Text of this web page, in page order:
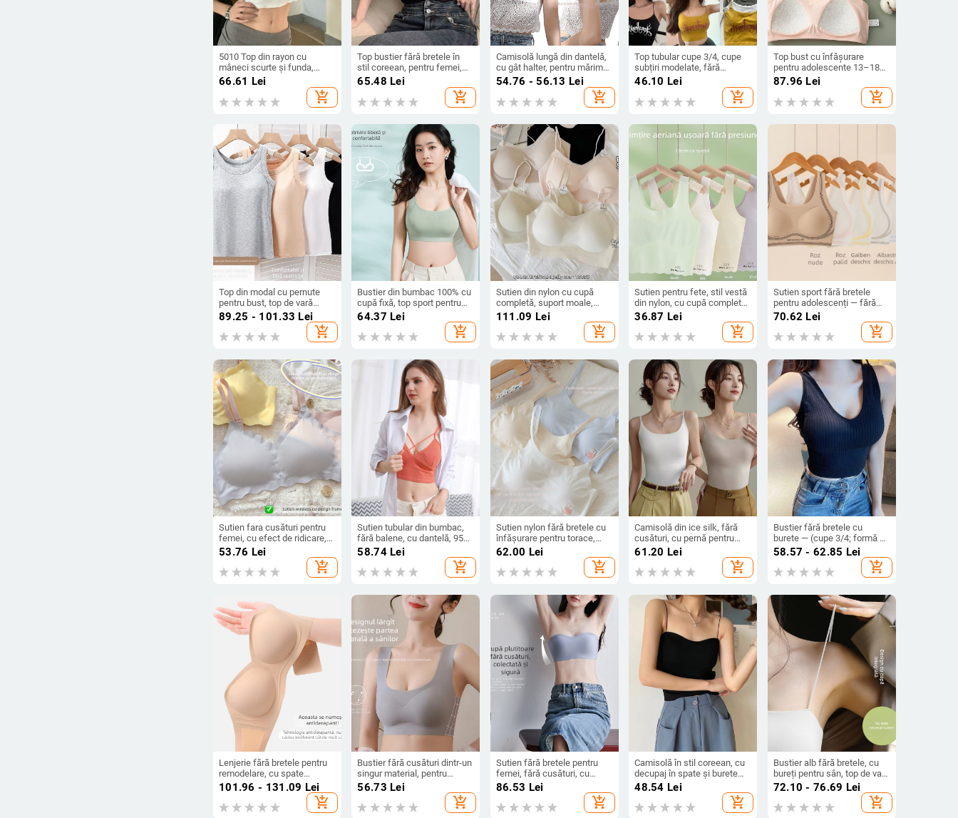
5010 Top din rayon cu
mâneci scurte și funda,
design chic la spate și pernă
pentru bust încorporată, stil
drăguț
66.61 Lei
add_shopping_cart
Top bustier fără bretele în
stil coreean, pentru femei,
nailon 90-95% material
principal, cupe complete,
formă subțire, reglabil
65.48 Lei
add_shopping_cart
Camisolă lungă din dantelă,
cu gât halter, pentru mărime
plus, fără sârmă, cu burete
54.76 - 56.13 Lei
add_shopping_cart
Top tubular cupe 3/4, cupe
subțiri modelate, fără
cusături, material nylon
respirabil, lungime talie, stil
vestă
46.10 Lei
add_shopping_cart
Top bust cu înfășurare
pentru adolescente 13–18
ani • 95–100% bumbac •
cupă 1/2, formă subțire •
lungime până la piept •
87.96 Lei
add_shopping_cart
Top din modal cu pernute
pentru bust, top de vară
pentru purtare în exterior,
89.25 - 101.33 Lei
add_shopping_cart
Bustier din bumbac 100% cu
cupă fixă, top sport pentru
alergare, susținere a spatelui
64.37 Lei
add_shopping_cart
Sutien din nylon cu cupă
completă, suport moale,
respirabil, stil sport 1305
111.09 Lei
add_shopping_cart
Sutien pentru fete, stil vestă
din nylon, cu cupă completă
și cupă turnată groasă,
respirabil și confortabil,
pentru vârsta 7–12 ani, iarnă
36.87 Lei
add_shopping_cart
Sutien sport fără bretele
pentru adolescenți — fără
cusături pe spate, cupă 3/4,
lungime a toracelui, Ice Silk
Nylon
70.62 Lei
add_shopping_cart
Sutien fara cusături pentru
femei, cu efect de ridicare,
cu cupe subțiri modelate,
material nailon, bretele
reglabile
53.76 Lei
add_shopping_cart
Sutien tubular din bumbac,
fără balene, cu dantelă, 95%
bumbac
58.74Lei
add_shopping_cart
Sutien nylon fără bretele cu
înfășurare pentru torace,
cupă completă, cupă subțire
modelată, respirabil și
invizibil
62.00 Lei
add_shopping_cart
Camisolă din ice silk, fără
cusături, cu pernă pentru
bust, spate frumos, top lung,
61.20 Lei
add_shopping_cart
Bustier fără bretele cu
burete — (cupe 3/4; formă de
cupă medie; material
Spandex/Lycra; material
principal Nylon)
58.57 - 62.85 Lei
add_shopping_cart
Lenjerie fără bretele pentru
remodelare, cu spate
invizibil, cupă 3/4, nailon-
spandex, curele detașabile
101.96 - 131.09 Lei
add_shopping_cart
Bustier fără cusături dintr-un
singur material, pentru
mărimi mari, ușor pentru
56.73 Lei
add_shopping_cart
Sutien fără bretele pentru
femei, fără cusături, cu
susținere a sânilor, anti-
bandeau dintr-un singur
86.53 Lei
add_shopping_cart
Camisolă în stil coreean, cu
decupaj în spate și burete
pentru bust, respirabilă,
purtare sub haine sau peste
haine
48.54 Lei
add_shopping_cart
Bustier alb fără bretele, cu
bureți pentru sân, top de vară
versatil pentru layering sau
purtat ca strat exterior
72.10 - 76.69 Lei
add_shopping_cart